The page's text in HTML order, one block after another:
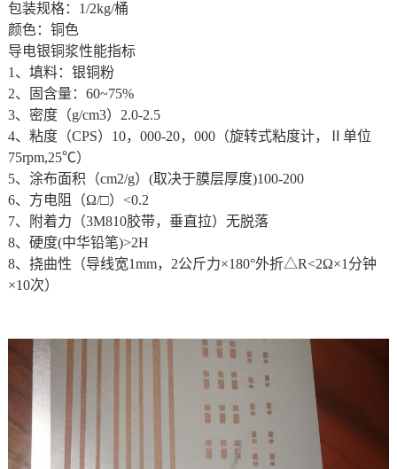
包装规格：1/2kg/桶
颜色：铜色
导电银铜浆性能指标
1、填料：银铜粉
2、固含量：60~75%
3、密度（g/cm3）2.0-2.5
4、粘度（CPS）10，000-20，000（旋转式粘度计，Ⅱ单位
75rpm,25℃）
5、涂布面积（cm2/g）(取决于膜层厚度)100-200
6、方电阻（Ω/□）<0.2
7、附着力（3M810胶带，垂直拉）无脱落
8、硬度(中华铅笔)>2H
8、挠曲性（导线宽1mm，2公斤力×180°外折△R<2Ω×1分钟
×10次）